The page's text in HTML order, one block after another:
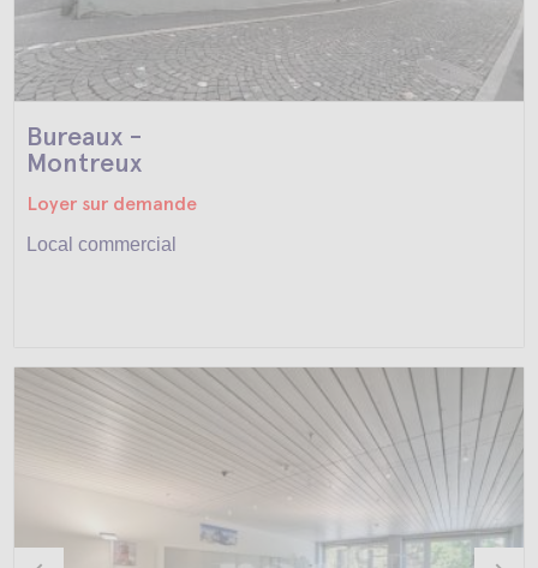
Bureaux -
Montreux
Loyer sur demande
Local commercial